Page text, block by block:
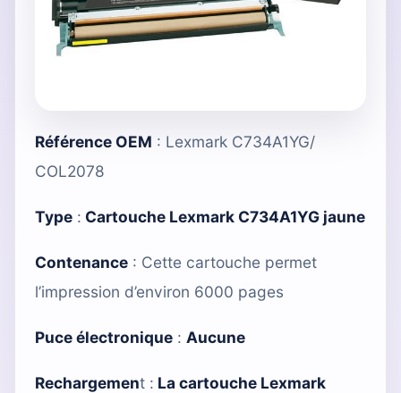
Référence OEM : Lexmark C734A1YG/
COL2078
Type : Cartouche Lexmark C734A1YG jaune
Contenance : Cette cartouche permet
l’impression d’environ 6000 pages
Puce électronique : Aucune
Rechargement : La cartouche Lexmark